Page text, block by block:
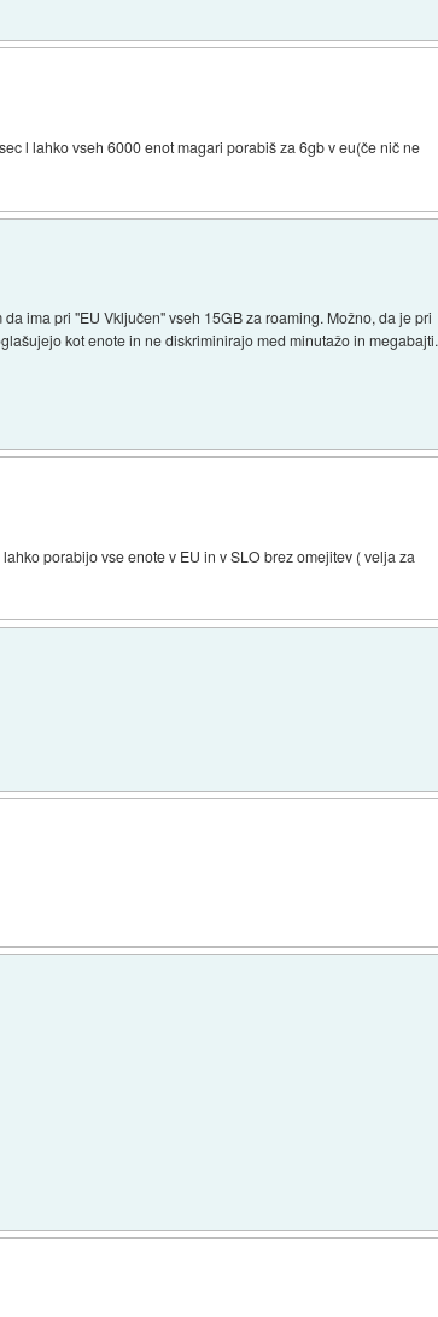
l lahko vseh 6000 enot magari porabiš za 6gb v eu(če nič ne
ima pri "EU Vključen" vseh 15GB za roaming. Možno, da je pri
kot enote in ne diskriminirajo med minutažo in megabajti.
porabijo vse enote v EU in v SLO brez omejitev ( velja za